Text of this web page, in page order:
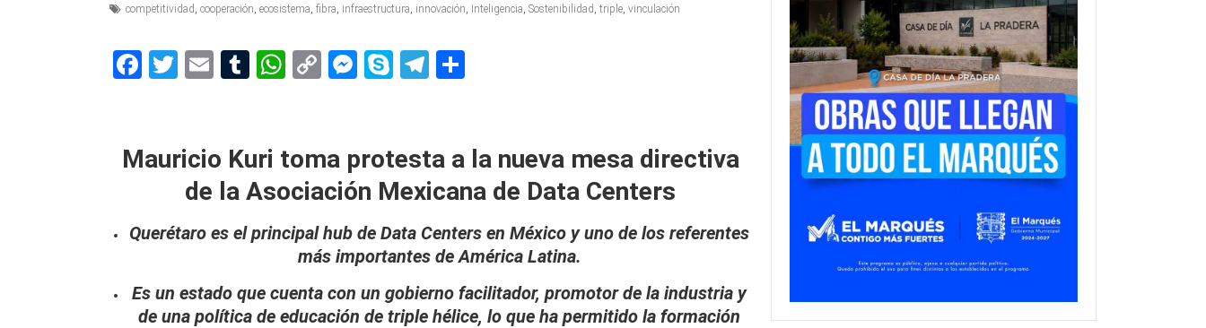
competitividad , cooperación, ecosistema, fibra, infraestructura, innovación, Inteligencia, Sostenibilidad , triple, vinculación
Facebook
Twitter
EmailTumblr
WhatsApp
CopyMessenger
SkypeTelegram
Mauricio Kuri toma protesta a la nueva mesa directiva
de la Asociación Mexicana de Data Centers
Querétaro es el principal hub de Data Centers en México y uno de los referentes
más importantes de América Latina.
Es un estado que cuenta con un gobierno facilitador, promotor de la industria y
de una política de educación de triple hélice, lo que ha permitido la formación